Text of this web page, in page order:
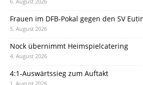
Frauen im DFB-Pokal gegen den SV
5. August 2026
Nock übernimmt Heimspielcatering
4. August 2026
4:1-Auswärtssieg zum Auftakt
1. August 2026